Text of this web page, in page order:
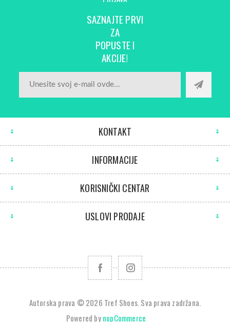
SAZNAJTE PRVI
ZA
POPUSTE I
AKCIJE!
KONTAKT
INFORMACIJE
KORISNIČKI CENTAR
USLOVI PRODAJE
Autorska prava © 2026 Tref Shoes. Sva prava zadržana.
Powered bynopCommerce